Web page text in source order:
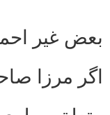
بعض غیر
اگر مرزا